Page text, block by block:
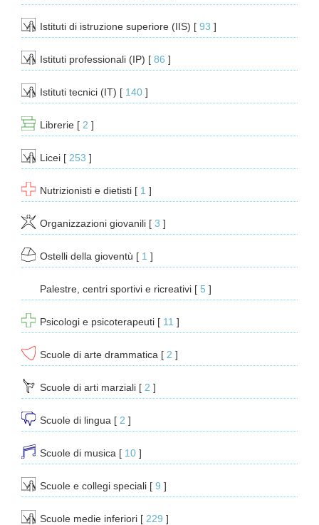
Istituti di istruzione superiore (IIS) [ 93 ]
Istituti professionali (IP) [ 86 ]
Istituti tecnici (IT) [ 140 ]
Librerie [ 2 ]
Licei [ 253 ]
Nutrizionisti e dietisti [ 1 ]
Organizzazioni giovanili [ 3 ]
Ostelli della gioventù [ 1 ]
Palestre, centri sportivi e ricreativi [ 5 ]
Psicologi e psicoterapeuti [ 11 ]
Scuole di arte drammatica [ 2 ]
Scuole di arti marziali [ 2 ]
Scuole di lingua [ 2 ]
Scuole di musica [ 10 ]
Scuole e collegi speciali [ 9 ]
Scuole medie inferiori [ 229 ]